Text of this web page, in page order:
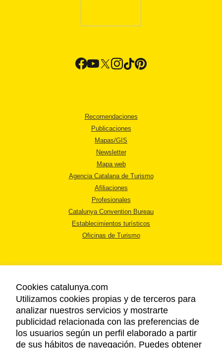
Recomendaciones
Publicaciones
Mapas/GIS
Newsletter
Mapa web
Agencia Catalana de Turismo
Afiliaciones
Profesionales
Catalunya Convention Bureau
Establecimientos turísticos
Oficinas de Turismo
AVISO LEGAL
POLÍTICA DE PRIVACIDAD
COOKIES
ACCESSIBILIDAD
Cookies catalunya.com
Utilizamos cookies propias y de terceros para
analizar nuestros servicios y mostrarte
publicidad relacionada con las preferencias de
los usuarios según un perfil elaborado a partir
de sus hábitos de navegación. Puedes obtener